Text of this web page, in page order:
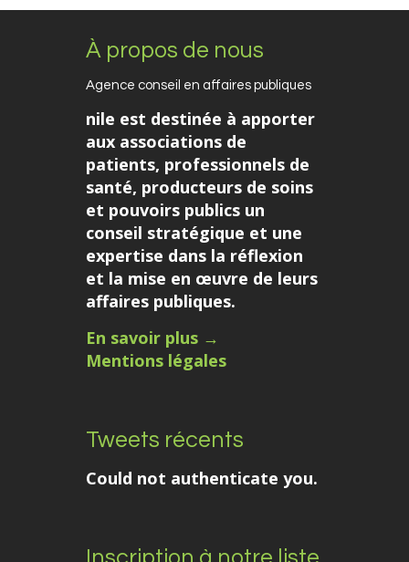
À propos de nous
Agence conseil en affaires publiques
nile est destinée à apporter
aux associations de
patients, professionnels de
santé, producteurs de soins
et pouvoirs publics un
conseil stratégique et une
expertise dans la réflexion
et la mise en œuvre de leurs
affaires publiques.
En savoir plus →
Mentions légales
Tweets récents
Could not authenticate you.